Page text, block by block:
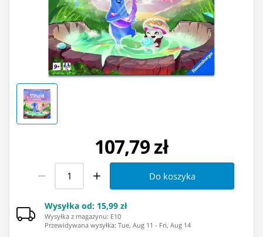
107,79 zł
Do koszyka
Wysyłka od: 15,99 zł
Wysyłka z magazynu: ⁨E10⁩
Przewidywana wysyłka: Tue, Aug 11 - Fri, Aug 14